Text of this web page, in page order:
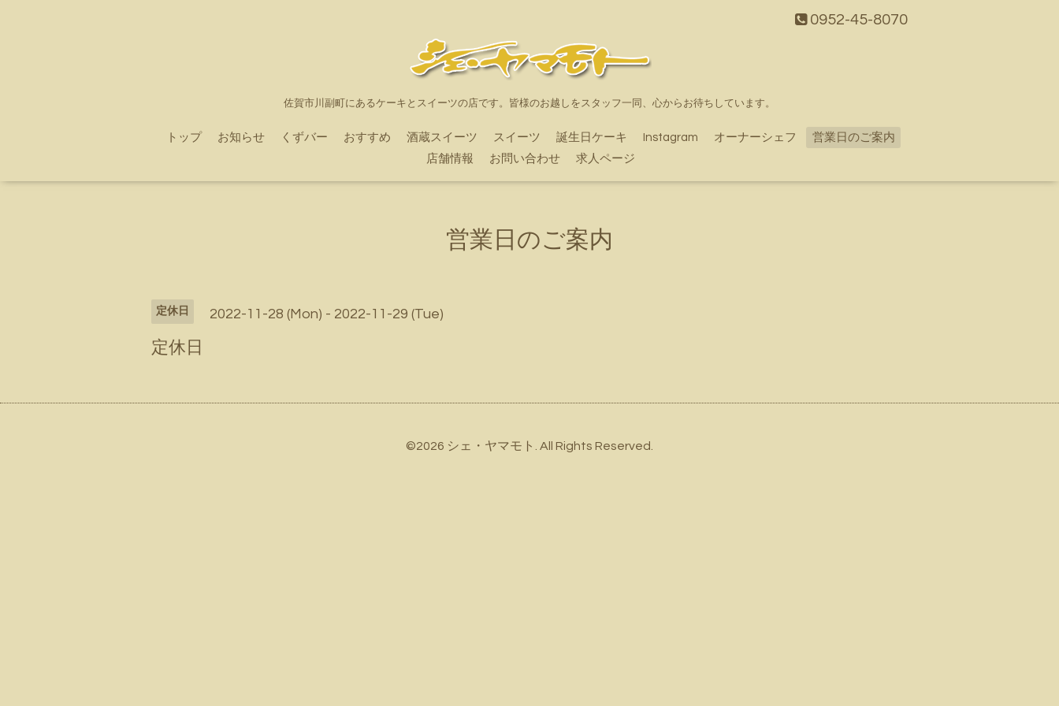
0952-45-8070
佐賀市川副町にあるケーキとスイーツの店です。皆様のお越しをスタッフ一同、心からお待ちしています。
トップ お知らせ くずバー おすすめ 酒蔵スイーツ スイーツ 誕生日ケーキ Instagram オーナーシェフ
営業日のご案内
店舗情報
お問い合わせ 求人ページ
営業日のご案内
定休日 2022-11-28 (Mon) - 2022-11-29 (Tue)
定休日
©2026 シェ・ヤマモト . All Rights Reserved.